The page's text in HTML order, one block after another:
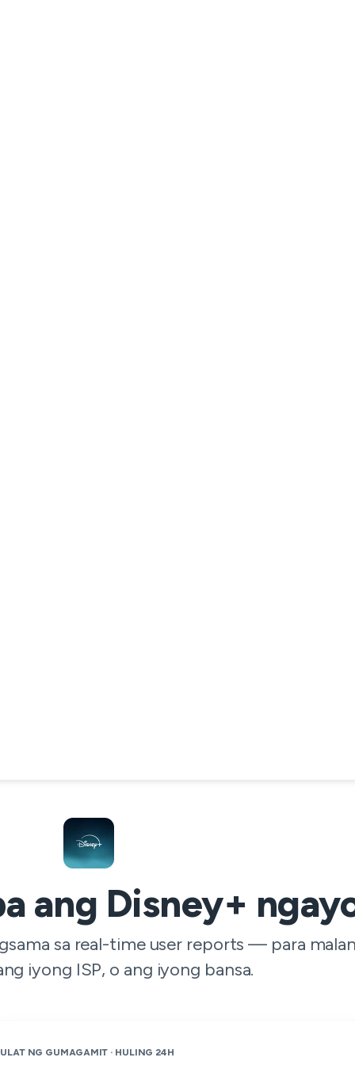
ang Disney+
sa real-time user reports — para
iyong ISP, o ang iyong bansa.
ULAT NG GUMAGAMIT · HULING 24H